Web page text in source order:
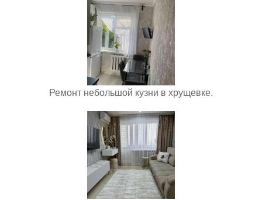
Ремонт небольшой кузни в хрущевке.